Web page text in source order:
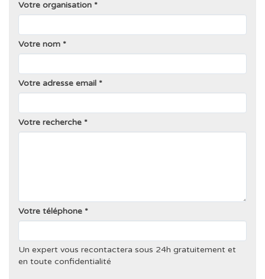
Votre organisation
Votre nom
Votre adresse email
Votre recherche
Votre téléphone
Un expert vous recontactera sous 24h gratuitement et
en toute confidentialité